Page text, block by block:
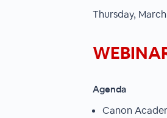
Thursday,
Agenda
Canon